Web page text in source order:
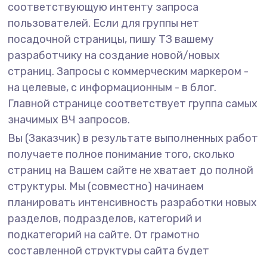
соответствующую интенту запроса
пользователей. Если для группы нет
посадочной страницы, пишу ТЗ вашему
разработчику на создание новой/новых
страниц. Запросы с коммерческим маркером -
на целевые, с информационным - в блог.
Главной странице соответствует группа самых
значимых ВЧ запросов.
Вы (Заказчик) в результате выполненных работ
получаете полное понимание того, сколько
страниц на Вашем сайте не хватает до полной
структуры. Мы (совместно) начинаем
планировать интенсивность разработки новых
разделов, подразделов, категорий и
подкатегорий на сайте. От грамотно
составленной структуры сайта будет